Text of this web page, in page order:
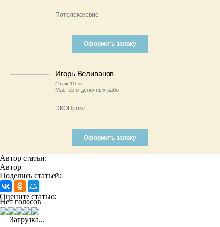
Потолоксервис
Оформить заявку
Игорь Веливанов
Стаж 10 лет
Мастер отделочных работ
ЭКОПромт
Оформить заявку
Автор статьи:
Автор
Поделись статьей:
Оцените статью:
Нет голосов
Загрузка...